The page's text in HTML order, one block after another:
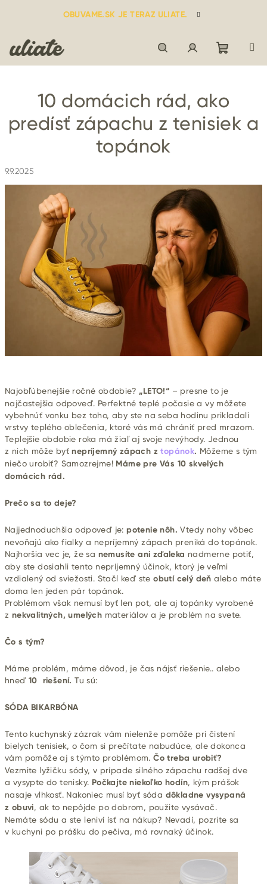
OBUVAME.SK JE TERAZ ULIATE.
HľadaťPrihlásenie
košík
10 domácich rád, ako
predísť zápachu z tenisiek a
topánok
9.9.2025
Najobľúbenejšie ročné obdobie? „LETO!“ – presne to je
najčastejšia odpoveď. Perfektné teplé počasie a vy môžete
vybehnúť vonku bez toho, aby ste na seba hodinu prikladali
vrstvy teplého oblečenia, ktoré vás má chrániť pred mrazom.
Teplejšie obdobie roka má žiaľ aj svoje nevýhody. Jednou
z nich môže byťnepríjemný zápach ztopánok. Môžeme s tým
niečo urobiť? Samozrejme! Máme pre Vás 10 skvelých
domácich rád.
Prečo sa to deje?
Najjednoduchšia odpoveď je:potenie nôh. Vtedy nohy vôbec
nevoňajú ako fialky a nepríjemný zápach preniká do topánok.
Najhoršia vec je, že sa nemusíte ani zďaleka nadmerne potiť,
aby ste dosiahli tento nepríjemný účinok, ktorý je veľmi
vzdialený od sviežosti. Stačí keď steobutí celý deň alebo máte
doma len jeden pár topánok.
Problémom však nemusí byť len pot, ale aj topánky vyrobené
z nekvalitných, umelých materiálov a je problém na svete.
Čo s tým?
Máme problém, máme dôvod, je čas nájsť riešenie.. alebo
hneď 10 riešení. Tu sú:
SÓDA BIKARBÓNA
Tento kuchynský zázrak vám nielenže pomôže pri čistení
bielych tenisiek, o čom si prečítate nabudúce, ale dokonca
vám pomôže aj s týmto problémom.Čo treba urobiť?
Vezmite lyžičku sódy, v prípade silného zápachu radšej dve
a vysypte do tenisky. Počkajte niekoľko hodín, kým prášok
nasaje vlhkosť. Nakoniec musí byť sóda dôkladne vysypaná
z obuvi, ak to nepôjde po dobrom, použite vysávač.
Nemáte sódu a ste leniví ísť na nákup? Nevadí, pozrite sa
v kuchyni po prášku do pečiva, má rovnaký účinok.